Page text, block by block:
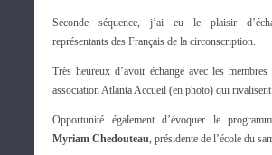
Seconde séquence, j’ai eu le plaisir
représentants des Français de la circonscription.
Très heureux d’avoir échangé avec les
association Atlanta Accueil (en photo) qui rivalisent
Opportunité également d’évoquer le
Myriam Chedouteau, présidente de l’école du